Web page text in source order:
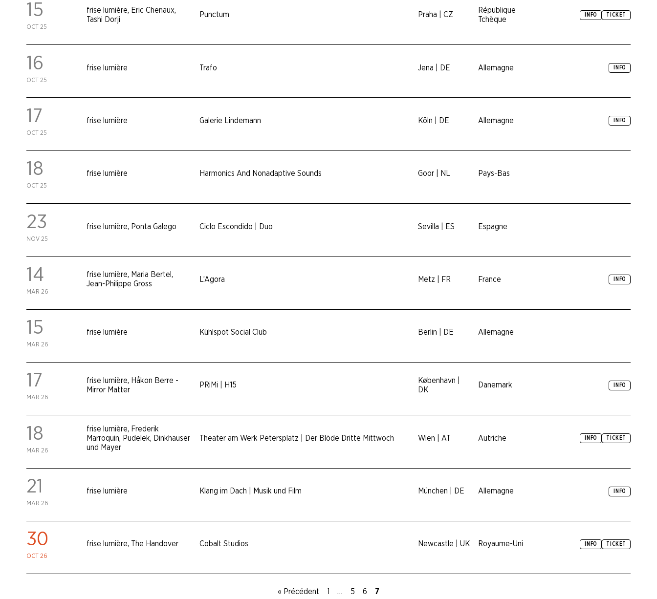
15
OCT 25
frise lumière, Eric Chenaux,
Tashi Dorji
Punctum Praha | CZ
République
Tchèque
INFO TICKET
16
OCT 25
frise lumière Trafo Jena | DE Allemagne INFO
17
OCT 25
frise lumière Galerie Lindemann Köln | DE Allemagne INFO
18
OCT 25
frise lumière Harmonics And Nonadaptive Sounds Goor | NL Pays-Bas
23
NOV 25
frise lumière, Ponta Galego Ciclo Escondido | Duo Sevilla | ES Espagne
14
MAR 26
frise lumière, Maria Bertel,
Jean-Philippe Gross
L’Agora Metz | FR France INFO
15
MAR 26
frise lumière Kühlspot Social Club Berlin | DE Allemagne
17
MAR 26
frise lumière, Håkon Berre -
Mirror Matter
PRiMi | H15
København |
DK
Danemark INFO
18
MAR 26
frise lumière, Frederik
Marroquin, Pudelek, Dinkhauser
und Mayer
Theater am Werk Petersplatz | Der Blöde Dritte Mittwoch Wien | AT Autriche INFO TICKET
21
MAR 26
frise lumière Klang im Dach | Musik und Film München | DE Allemagne INFO
30
OCT 26
frise lumière, The Handover Cobalt Studios Newcastle | UK Royaume-Uni INFO TICKET
« Précédent 1 … 5 6 7